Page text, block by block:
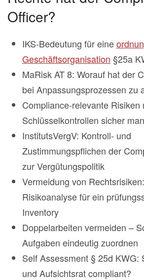
Officer?
IKS-Bedeutung für eine
Geschäftsorganisation §25a
MaRisk AT 8: Worauf hat der
bei Anpassungsprozessen zu
Compliance-relevante Risiken
Schlüsselkontrollen sicher
InstitutsVergV: Kontroll- und
Zustimmungspflichen der
zur Vergütungspolitik
Vermeidung von
Risikoanalyse für ein
Inventory
Doppelarbeiten vermeiden –
Aufgaben eindeutig zuordnen
Self Assessment § 25d KWG:
und Aufsichtsrat compliant?